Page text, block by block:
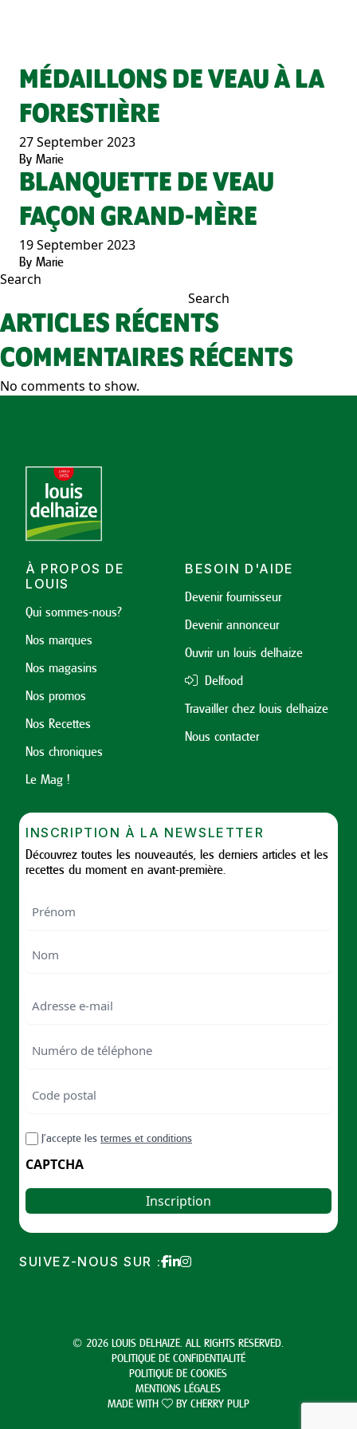
MÉDAILLONS DE VEAU À LA
FORESTIÈRE
27 September 2023
By Marie
BLANQUETTE DE VEAU
FAÇON GRAND-MÈRE
19 September 2023
By Marie
Search
Search
ARTICLES RÉCENTS
COMMENTAIRES RÉCENTS
No comments to show.
À PROPOS DE
LOUIS
Qui sommes-nous?
Nos marques
Nos magasins
Nos promos
Nos Recettes
Nos chroniques
Le Mag !
BESOIN D'AIDE
Devenir fournisseur
Devenir annonceur
Ouvrir un louis delhaize
Delfood
Travailler chez louis delhaize
Nous contacter
INSCRIPTION À LA NEWSLETTER
Découvrez toutes les nouveautés, les derniers articles et les
recettes du moment en avant-première.
de
postal
postal
RGPDJ’accepte les termes et conditions
CAPTCHA
SUIVEZ-NOUS SUR :
© 2026 LOUIS DELHAIZE. ALL RIGHTS RESERVED.
POLITIQUE DE CONFIDENTIALITÉ
POLITIQUE DE COOKIES
MENTIONS LÉGALES
MADE WITH
BY CHERRY PULP